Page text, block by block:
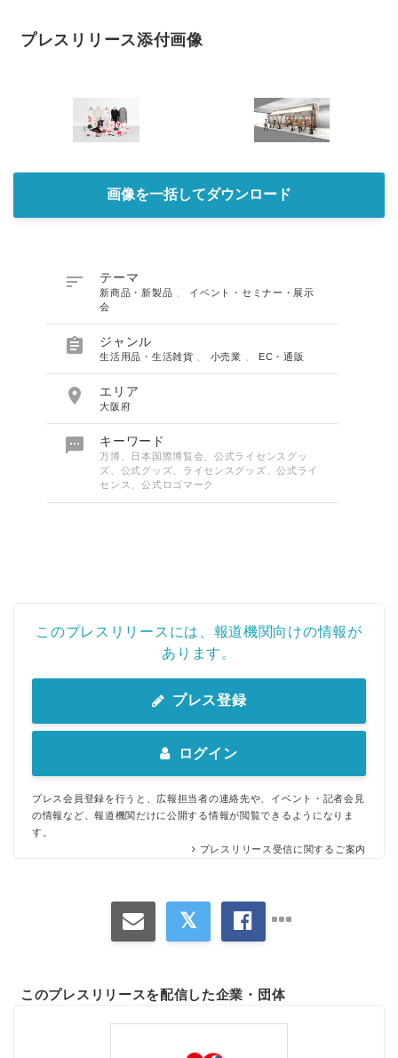
プレスリリース添付画像
画像を一括してダウンロード
 テーマ
新商品・新製品
イベント・セミナー・展示
会
 ジャンル
生活用品・生活雑貨 小売業 EC・通販
 エリア
大阪府
 キーワード
万博、日本国際博覧会、公式ライセンスグッ
ズ、公式グッズ、ライセンスグッズ、公式ライ
センス、公式ロゴマーク
このプレスリリースには、報道機関向けの情報が
あります。
プレス登録
ログイン
プレス会員登録を行うと、広報担当者の連絡先や、イベント・記者会見
の情報など、報道機関だけに公開する情報が閲覧できるようになりま
す。
プレスリリース受信に関するご案内
このプレスリリースを配信した企業・団体